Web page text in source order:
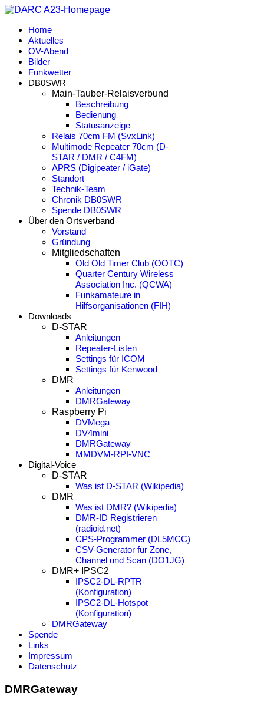
Home
Aktuelles
OV-Abend
Bilder
Funkwetter
DB0SWR
Main-Tauber-Relaisverbund
Beschreibung
Bedienung
Statusanzeige
Relais 70cm FM (SvxLink)
Multimode Repeater 70cm (D-
STAR / DMR / C4FM)
APRS (Digipeater / iGate)
Standort
Technik-Team
Chronik DB0SWR
Spende DB0SWR
Über den Ortsverband
Vorstand
Gründung
Mitgliedschaften
Old Old Timer Club (OOTC)
Quarter Century Wireless
Association Inc. (QCWA)
Funkamateure in
Hilfsorganisationen (FIH)
Downloads
D-STAR
Anleitungen
Repeater-Listen
Settings für ICOM
Settings für Kenwood
DMR
Anleitungen
DMRGateway
Raspberry Pi
DVMega
DV4mini
DMRGateway
MMDVM-RPI-VNC
Digital-Voice
D-STAR
Was ist D-STAR (Wikipedia)
DMR
Was ist DMR? (Wikipedia)
DMR-ID Registrieren
(radioid.net)
CPS-Programmer (DL5MCC)
CSV-Generator für Zone,
Channel und Scan (DO1JG)
DMR+ IPSC2
IPSC2-DL-RPTR
(Konfiguration)
IPSC2-DL-Hotspot
(Konfiguration)
DMRGateway
Spende
Links
Impressum
Datenschutz
DMRGateway